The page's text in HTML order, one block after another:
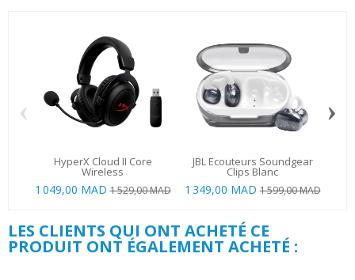
HyperX Cloud II Core
Wireless
1 049,00 MAD 1 529,00 MAD
JBL Ecouteurs Soundgear
Clips Blanc
1 349,00 MAD 1 599,00 MAD
‹ ›
LES CLIENTS QUI ONT ACHETÉ CE
PRODUIT ONT ÉGALEMENT ACHETÉ :